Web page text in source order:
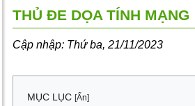
THỦ ĐE DỌA TÍNH MẠNG
Cập nhập: Thứ ba, 21/11/2023
MỤC LỤC [Ẩn]